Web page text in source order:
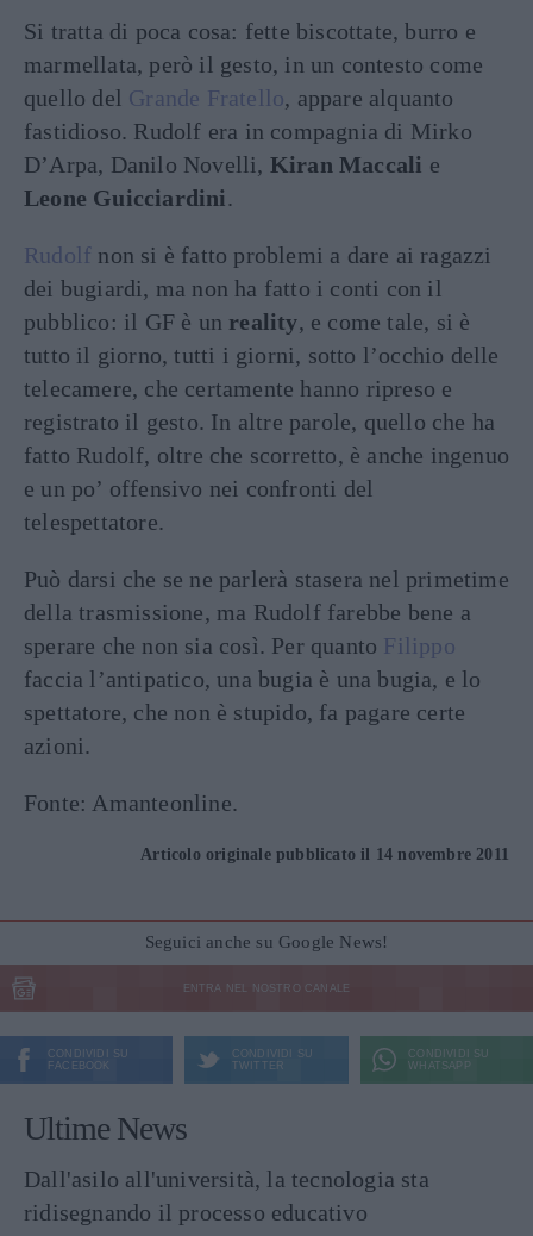
Si tratta di poca cosa: fette biscottate, burro e
marmellata, però il gesto, in un contesto come
quello del Grande Fratello, appare alquanto
fastidioso. Rudolf era in compagnia di Mirko
D’Arpa, Danilo Novelli, Kiran Maccali e
Leone Guicciardini.
Rudolf non si è fatto problemi a dare ai ragazzi
dei bugiardi, ma non ha fatto i conti con il
pubblico: il GF è un reality, e come tale, si è
tutto il giorno, tutti i giorni, sotto l’occhio delle
telecamere, che certamente hanno ripreso e
registrato il gesto. In altre parole, quello che ha
fatto Rudolf, oltre che scorretto, è anche ingenuo
e un po’ offensivo nei confronti del
telespettatore.
Può darsi che se ne parlerà stasera nel primetime
della trasmissione, ma Rudolf farebbe bene a
sperare che non sia così. Per quanto Filippo
faccia l’antipatico, una bugia è una bugia, e lo
spettatore, che non è stupido, fa pagare certe
azioni.
Fonte: Amanteonline.
Articolo originale pubblicato il 14 novembre 2011
Seguici anche su Google News!
ENTRA NEL NOSTRO CANALE
CONDIVIDI SU
FACEBOOK
CONDIVIDI SU
TWITTER
CONDIVIDI SU
WHATSAPP
Ultime News
Dall'asilo all'università, la tecnologia sta
ridisegnando il processo educativo